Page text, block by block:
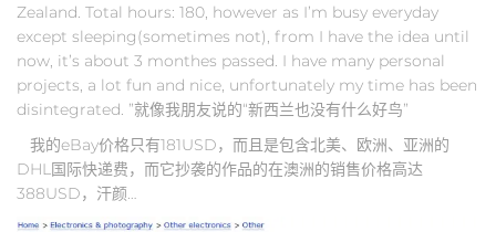
Zealand. Total hours: 180, however as I’m busy everyday
except sleeping(sometimes not), from I have the idea until
now, it’s about 3 monthes passed. I have many personal
projects, a lot fun and nice, unfortunately my time has been
disintegrated. ”就像我朋友说的“新西兰也没有什么好鸟”
我的eBay价格只有181USD，而且是包含北美、欧洲、亚洲的
DHL国际快递费，而它抄袭的作品的在澳洲的销售价格高达
388USD，汗颜…